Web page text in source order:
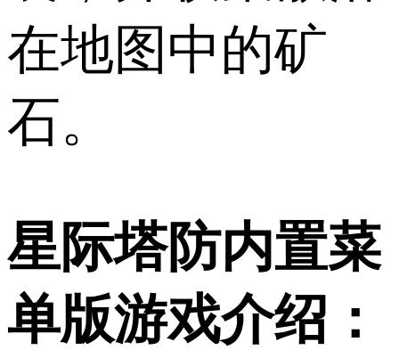
在地图中的矿
石。
星际塔防内置菜
单版游戏介绍：